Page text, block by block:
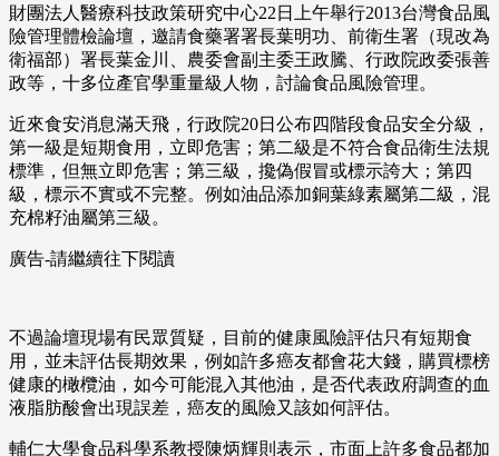
財團法人醫療科技政策研究中心22日上午舉行2013台灣食品風
險管理體檢論壇，邀請食藥署署長葉明功、前衛生署（現改為
衛福部）署長葉金川、農委會副主委王政騰、行政院政委張善
政等，十多位產官學重量級人物，討論食品風險管理。
近來食安消息滿天飛，行政院20日公布四階段食品安全分級，
第一級是短期食用，立即危害；第二級是不符合食品衛生法規
標準，但無立即危害；第三級，攙偽假冒或標示誇大；第四
級，標示不實或不完整。例如油品添加銅葉綠素屬第二級，混
充棉籽油屬第三級。
廣告-請繼續往下閱讀
不過論壇現場有民眾質疑，目前的健康風險評估只有短期食
用，並未評估長期效果，例如許多癌友都會花大錢，購買標榜
健康的橄欖油，如今可能混入其他油，是否代表政府調查的血
液脂肪酸會出現誤差，癌友的風險又該如何評估。
輔仁大學食品科學系教授陳炳輝則表示，市面上許多食品都加